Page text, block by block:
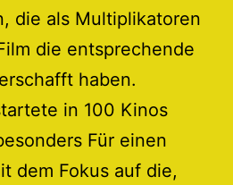
die als Multiplikatoren
die entsprechende
haben.
in 100 Kinos
Für einen
dem Fokus auf die,